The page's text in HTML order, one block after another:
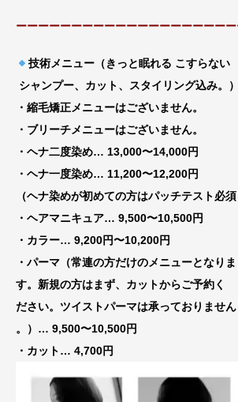
ーーーーーーーーーーーーーーーーーーー
技術メニュー（きっと眠れる こすらない
シャンプー、カット、スタイリング込み。）
・縮毛矯正メニューはございません。
・ブリーチメニューはございません。
・ヘナ二度染め… 13,000〜14,000円
・ヘナ一度染め… 11,200〜12,200円
（ヘナ染めが初めての方はパッチテスト必須
・ヘアマニキュア… 9,500〜10,500円
・カラー… 9,200円〜10,200円
・パーマ（常連の方だけのメニューとなりま
す。新規の方はまず、カットからご予約く
ださい。ツイストパーマは承っておりません
。）… 9,500〜10,500円
・カット… 4,700円